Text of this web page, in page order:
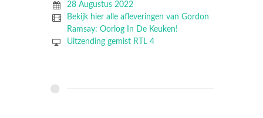
28 Augustus 2022
Bekijk hier alle afleveringen van Gordon
Ramsay: Oorlog In De Keuken!
Uitzending gemist RTL 4